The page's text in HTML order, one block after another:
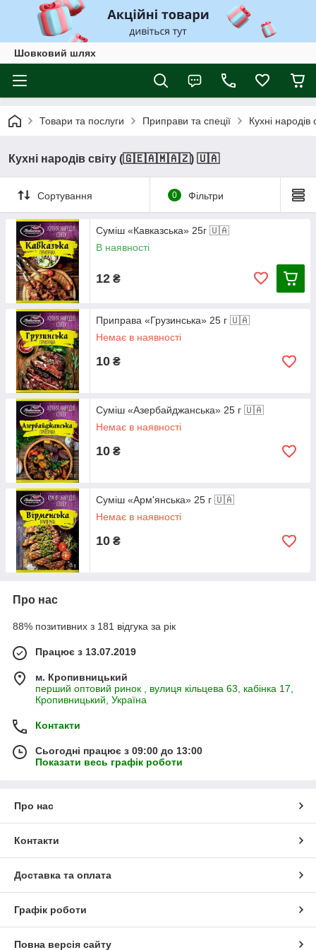
Шовковий шлях
Товари та послуги Приправи та спеції Кухні
Кухні народів світу (🇬🇪🇦🇲🇦🇿) 🇺🇦
Сортування 0 Фільтри
Суміш «Кавказська» 25г 🇺🇦
В наявності
12 ₴
Приправа «Грузинська» 25 г 🇺🇦
Немає в наявності
10 ₴
Суміш «Азербайджанська» 25 г 🇺🇦
Немає в наявності
10 ₴
Суміш «Арм'янська» 25 г 🇺🇦
Немає в наявності
10 ₴
Про нас
88% позитивних з 181 відгука за рік
Працює з 13.07.2019
м. Кропивницький
перший оптовий ринок , вулиця кільцева 63, кабінка 17,
Кропивницький, Україна
Контакти
Сьогодні працює з 09:00 до 13:00
Показати весь графік роботи
Про нас
Контакти
Доставка та оплата
Графік роботи
Повна версія сайту